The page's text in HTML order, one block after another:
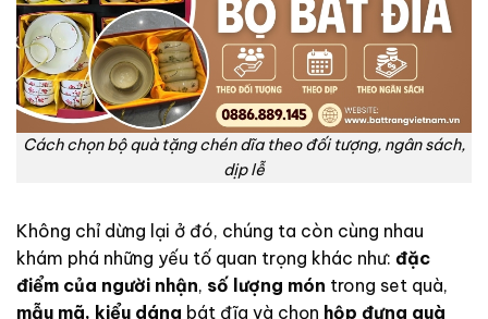
Cách chọn bộ quà tặng chén dĩa theo đối tượng, ngân sách,
dịp lễ
Không chỉ dừng lại ở đó, chúng ta còn cùng nhau
khám phá những yếu tố quan trọng khác như: đặc
điểm của người nhận, số lượng món trong set quà,
mẫu mã, kiểu dáng bát đĩa và chọn hộp đựng quà